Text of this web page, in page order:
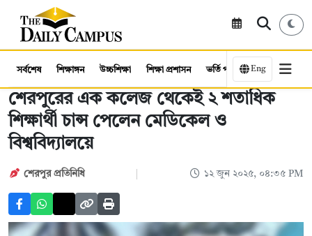
সর্বশেষ শিক্ষাঙ্গন উচ্চশিক্ষা শিক্ষা প্রশাসন ভর্তি পরীক্ষা কর্মসংস্থান
Eng
শেরপুরের এক কলেজ থেকেই ২ শতাধিক
শিক্ষার্থী চান্স পেলেন মেডিকেল ও
বিশ্ববিদ্যালয়ে
শেরপুর প্রতিনিধি ১২ জুন ২০২৫, ০৪:৩৫ PM